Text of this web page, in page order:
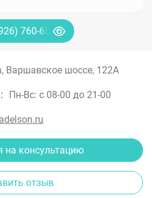
760-63-53
Варшавское шоссе, 122А
Пн-Вс: с 08-00 до 21-00
на консультацию
отзыв